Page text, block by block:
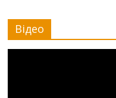
Відео